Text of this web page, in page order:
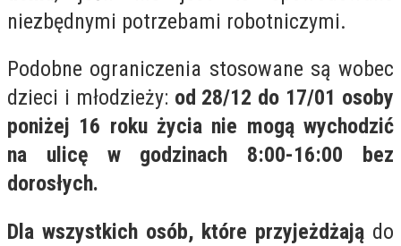
niezbędnymi potrzebami robotniczymi.
Podobne ograniczenia stosowane są wobec
dzieci i młodzieży: od 28/12 do 17/01 osoby
poniżej 16 roku życia nie mogą wychodzić
na ulicę w godzinach 8:00-16:00 bez
dorosłych.
Dla wszystkich osób, które przyjeżdżają do